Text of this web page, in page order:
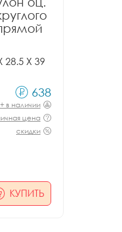
X 39
638
в наличии
цена
скидки
КУПИТЬ